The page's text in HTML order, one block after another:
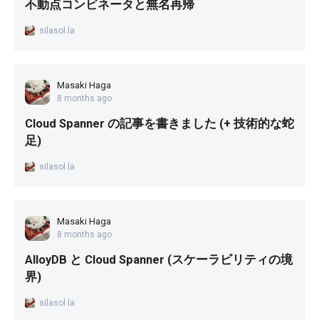
不動点コンビネータと無名再帰
silasol.la
Masaki Haga
8 months ago
Cloud Spanner の記事を書きました (+ 技術的な蛇
足)
silasol.la
Masaki Haga
8 months ago
AlloyDB と Cloud Spanner (スケーラビリティの境
界)
silasol.la